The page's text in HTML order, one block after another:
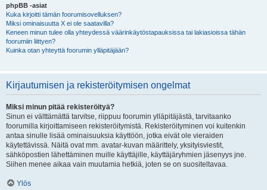
phpBB -asiat
Kuka kirjoitti tämän foorumisovelluksen?
Miksi ominaisuutta X ei ole saatavilla?
Keneen minun tulee olla yhteydessä väärinkäytöstapauksissa tai lakiasioissa tähän
foorumiin liittyen?
Kuinka otan yhteyttä foorumin ylläpitäjään?
Kirjautumisen ja rekisteröitymisen ongelmat
Miksi minun pitää rekisteröityä?
Sinun ei välttämättä tarvitse, riippuu foorumin ylläpitäjästä, tarvitaanko
foorumilla kirjoittamiseen rekisteröitymistä. Rekisteröityminen voi kuitenkin
antaa sinulle lisää ominaisuuksia käyttöön, jotka eivät ole vieraiden
käytettävissä. Näitä ovat mm. avatar-kuvan määrittely, yksityisviestit,
sähköpostien lähettäminen muille käyttäjille, käyttäjäryhmien jäsenyys jne.
Siihen menee aikaa vain muutamia hetkiä, joten se on suositeltavaa.
Ylös